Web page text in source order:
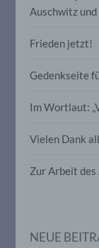
Auschwitz
Frieden jetzt!
Gedenkseite
Im Wortlaut:
Vielen Dank
Zur Arbeit des
NEUE
f)
auf
ohne